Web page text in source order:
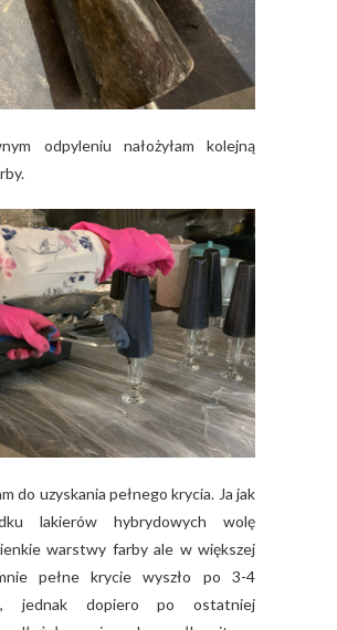
odpyleniu nałożyłam kolejną
do uzyskania pełnego krycia. Ja jak
lakierów hybrydowych wolę
warstwy farby ale w większej
pełne krycie wyszło po 3-4
jednak dopiero po ostatniej